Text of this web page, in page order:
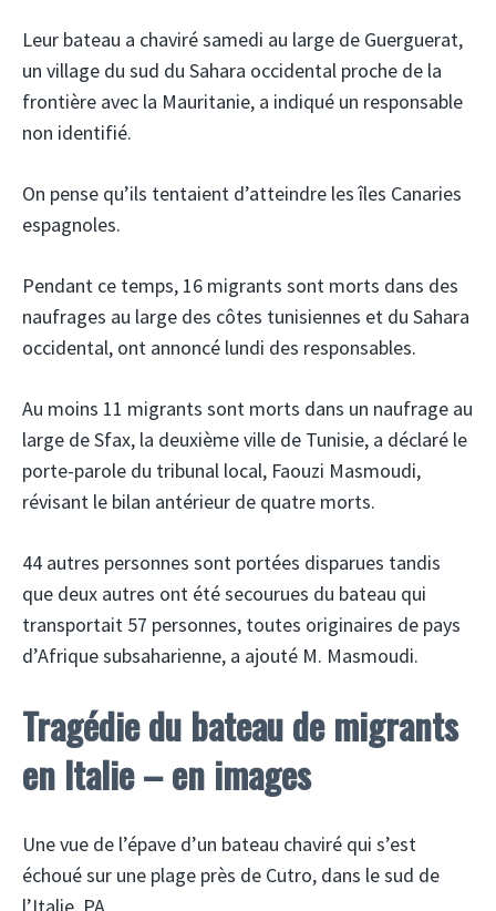
Leur bateau a chaviré samedi au large de Guerguerat,
un village du sud du Sahara occidental proche de la
frontière avec la Mauritanie, a indiqué un responsable
non identifié.
On pense qu’ils tentaient d’atteindre les îles Canaries
espagnoles.
Pendant ce temps, 16 migrants sont morts dans des
naufrages au large des côtes tunisiennes et du Sahara
occidental, ont annoncé lundi des responsables.
Au moins 11 migrants sont morts dans un naufrage au
large de Sfax, la deuxième ville de Tunisie, a déclaré le
porte-parole du tribunal local, Faouzi Masmoudi,
révisant le bilan antérieur de quatre morts.
44 autres personnes sont portées disparues tandis
que deux autres ont été secourues du bateau qui
transportait 57 personnes, toutes originaires de pays
d’Afrique subsaharienne, a ajouté M. Masmoudi.
Tragédie du bateau de migrants
en Italie – en images
Une vue de l’épave d’un bateau chaviré qui s’est
échoué sur une plage près de Cutro, dans le sud de